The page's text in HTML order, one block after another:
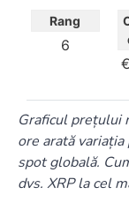
Rang
6
Graficul prețului
ore arată
spot globală.
dvs. XRP la cel